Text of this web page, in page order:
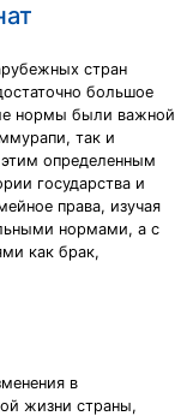
стран
большое
нормы были важной
так и
определенным
государства и
права, изучая
нормами, а с
как брак,
в
жизни страны,